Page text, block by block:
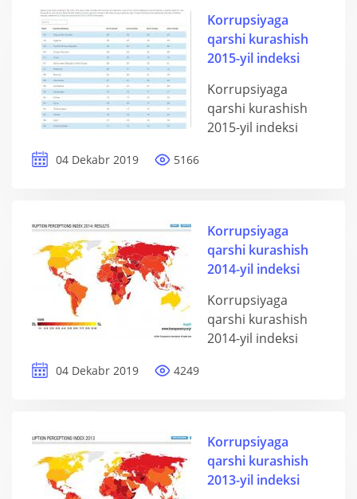
Korrupsiyaga
qarshi kurashish
2015-yil indeksi
Korrupsiyaga
qarshi kurashish
2015-yil indeksi
04 Dekabr 2019 5166
Korrupsiyaga
qarshi kurashish
2014-yil indeksi
Korrupsiyaga
qarshi kurashish
2014-yil indeksi
04 Dekabr 2019 4249
Korrupsiyaga
qarshi kurashish
2013-yil indeksi